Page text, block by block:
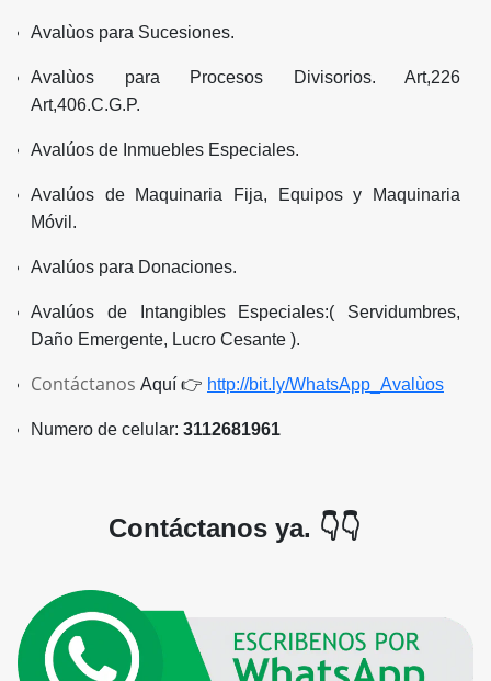
Avalùos para Sucesiones.
Avalùos para Procesos Divisorios. Art,226
Art,406.C.G.P.
Avalúos de Inmuebles Especiales.
Avalúos de Maquinaria Fija, Equipos y Maquinaria
Móvil.
Avalúos para Donaciones.
Avalúos de Intangibles Especiales:( Servidumbres,
Daño Emergente, Lucro Cesante ).
Contáctanos Aquí 👉 http://bit.ly/WhatsApp_Avalùos
Numero de celular: 3112681961
Contáctanos ya. 👇👇